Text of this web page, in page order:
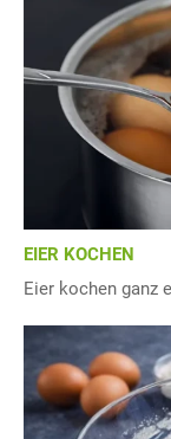
EIER KOCHEN
Eier kochen ganz